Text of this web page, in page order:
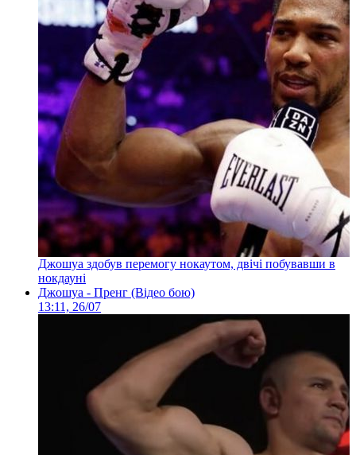
Джошуа здобув перемогу нокаутом, двічі побувавши в
нокдауні
Джошуа - Пренг (Відео бою)
13:11, 26/07